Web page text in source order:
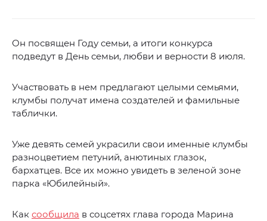
Он посвящен Году семьи, а итоги конкурса
подведут в День семьи, любви и верности 8 июля.
Участвовать в нем предлагают целыми семьями,
клумбы получат имена создателей и фамильные
таблички.
Уже девять семей украсили свои именные клумбы
разноцветием петуний, анютиных глазок,
бархатцев. Все их можно увидеть в зеленой зоне
парка «Юбилейный».
Как сообщила в соцсетях глава города Марина